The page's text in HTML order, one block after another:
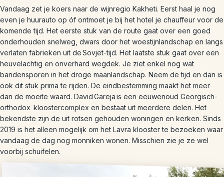
Vandaag zet je koers naar de wijnregio Kakheti. Eerst haal je nog
even je huurauto op óf ontmoet je bij het hotel je chauffeur voor de
komende tijd. Het eerste stuk van de route gaat over een goed
onderhouden snelweg, dwars door het woestijnlandschap en langs
verlaten fabrieken uit de Sovjet-tijd. Het laatste stuk gaat over een
heuvelachtig en onverhard wegdek. Je ziet enkel nog wat
bandensporen in het droge maanlandschap. Neem de tijd en dan is
ook dit stuk prima te rijden. De eindbestemming maakt het meer
dan de moeite waard. David Gareja is een eeuwenoud Georgisch-
orthodox kloostercomplex en bestaat uit meerdere delen. Het
bekendste zijn de uit rotsen gehouden woningen en kerken. Sinds
2019 is het alleen mogelijk om het Lavra klooster te bezoeken waar
vandaag de dag nog monniken wonen. Misschien zie je ze wel
voorbij schuifelen.